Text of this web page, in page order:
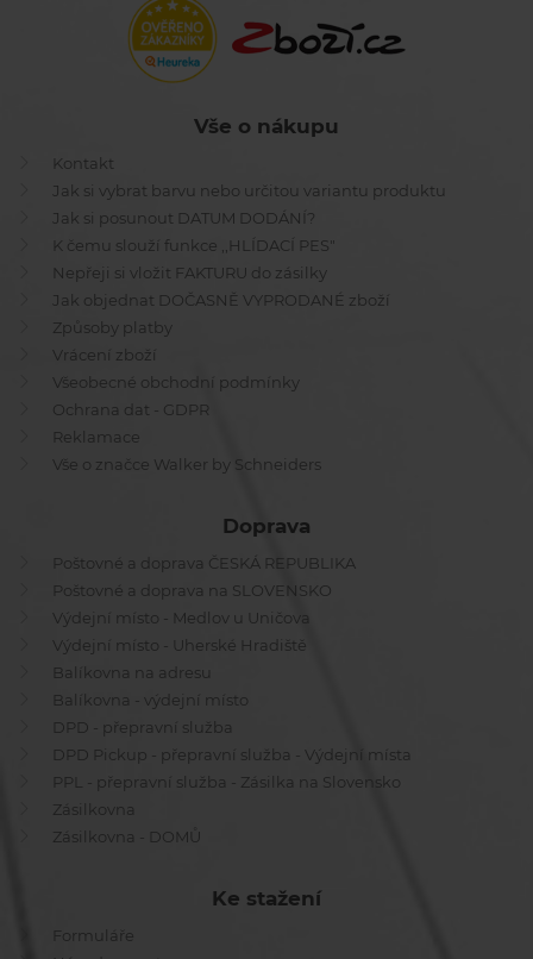
Vše o nákupu
Kontakt
Jak si vybrat barvu nebo určitou variantu produktu
Jak si posunout DATUM DODÁNÍ?
K čemu slouží funkce ,,HLÍDACÍ PES"
Nepřeji si vložit FAKTURU do zásilky
Jak objednat DOČASNĚ VYPRODANÉ zboží
Způsoby platby
Vrácení zboží
Všeobecné obchodní podmínky
Ochrana dat - GDPR
Reklamace
Vše o značce Walker by Schneiders
Doprava
Poštovné a doprava ČESKÁ REPUBLIKA
Poštovné a doprava na SLOVENSKO
Výdejní místo - Medlov u Uničova
Výdejní místo - Uherské Hradiště
Balíkovna na adresu
Balíkovna - výdejní místo
DPD - přepravní služba
DPD Pickup - přepravní služba - Výdejní místa
PPL - přepravní služba - Zásilka na Slovensko
Zásilkovna
Zásilkovna - DOMŮ
Ke stažení
Formuláře